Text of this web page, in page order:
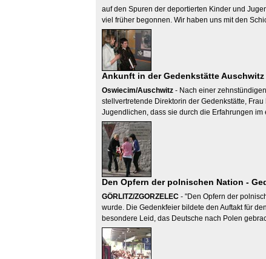
auf den Spuren der deportierten Kinder und
viel früher begonnen. Wir haben uns mit den
Ankunft in der Gedenkstätte
Oswiecim/Auschwitz - Nach einer
stellvertretende Direktorin der Gedenkstätte,
Jugendlichen, dass sie durch die Erfahrungen
Den Opfern der polnischen Nation -
GÖRLITZ/ZGORZELEC - "Den Opfern der
wurde. Die Gedenkfeier bildete den Auftakt für
besondere Leid, das Deutsche nach Polen